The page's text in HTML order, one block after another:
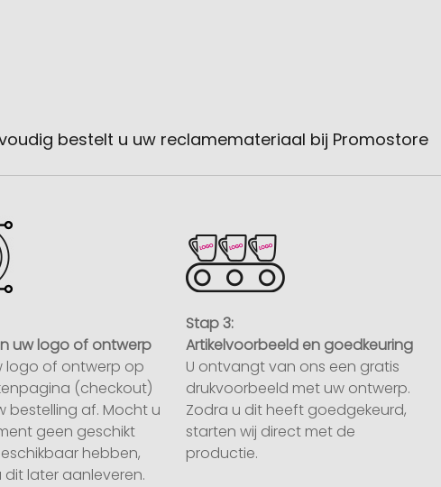
bestelt u uw reclamemateriaal bij Promostore
uw logo of ontwerp
logo of ontwerp op
(checkout)
bestelling af. Mocht u
geen geschikt
hebben,
dit later aanleveren.
Stap 3:
Artikelvoorbeeld en goedkeuring
U ontvangt van ons een gratis
drukvoorbeeld met uw ontwerp.
Zodra u dit heeft goedgekeurd,
starten wij direct met de
productie.